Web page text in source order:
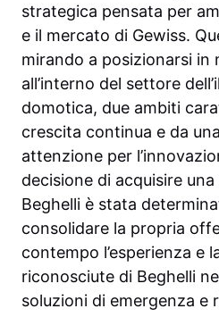
strategica pensata per
e il mercato di Gewiss.
mirando a posizionarsi in
all’interno del settore
domotica, due ambiti
crescita continua e da
attenzione per
decisione di acquisire
Beghelli è stata
consolidare la propria
contempo l’esperienza e
riconosciute di Beghelli
soluzioni di emergenza e